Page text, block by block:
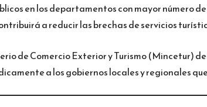
en los departamentos con mayor número
a reducir las brechas de servicios
de Comercio Exterior y Turismo (Mincetur)
a los gobiernos locales y regionales